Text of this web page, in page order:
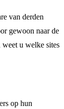
van derden
gewoon naar de
u welke sites
op hun